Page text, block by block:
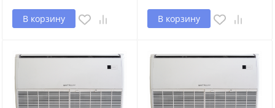
В корзину В корзину